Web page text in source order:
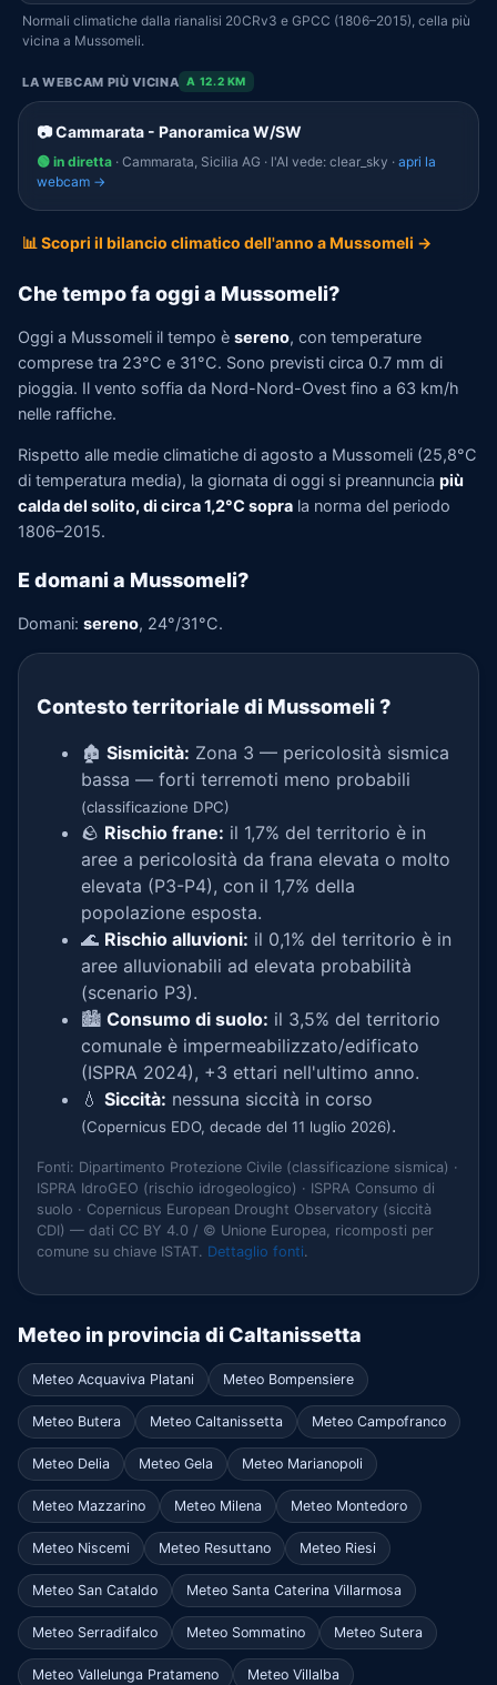
Normali climatiche dalla rianalisi 20CRv3 e GPCC (1806–2015), cella più
vicina a Mussomeli.
LA WEBCAM PIÙ VICINA A 12.2 KM
📷 Cammarata - Panoramica W/SW
🟢 in diretta · Cammarata, Sicilia AG · l'AI vede: clear_sky · apri la
webcam →
📊 Scopri il bilancio climatico dell'anno a Mussomeli →
Che tempo fa oggi a Mussomeli?
Oggi a Mussomeli il tempo è sereno, con temperature
comprese tra 23°C e 31°C. Sono previsti circa 0.7 mm di
pioggia. Il vento soffia da Nord-Nord-Ovest fino a 63 km/h
nelle raffiche.
Rispetto alle medie climatiche di agosto a Mussomeli (25,8°C
di temperatura media), la giornata di oggi si preannuncia più
calda del solito, di circa 1,2°C sopra la norma del periodo
1806–2015.
E domani a Mussomeli?
Domani: sereno, 24°/31°C.
Contesto territoriale di Mussomeli ?
🏚️ Sismicità: Zona 3 — pericolosità sismica
bassa — forti terremoti meno probabili
(classificazione DPC)
🪨 Rischio frane: il 1,7% del territorio è in
aree a pericolosità da frana elevata o molto
elevata (P3-P4), con il 1,7% della
popolazione esposta.
🌊 Rischio alluvioni: il 0,1% del territorio è in
aree alluvionabili ad elevata probabilità
(scenario P3).
🏙️ Consumo di suolo: il 3,5% del territorio
comunale è impermeabilizzato/edificato
(ISPRA 2024), +3 ettari nell'ultimo anno.
💧 Siccità: nessuna siccità in corso
(Copernicus EDO, decade del 11 luglio 2026).
Fonti: Dipartimento Protezione Civile (classificazione sismica) ·
ISPRA IdroGEO (rischio idrogeologico) · ISPRA Consumo di
suolo · Copernicus European Drought Observatory (siccità
CDI) — dati CC BY 4.0 / © Unione Europea, ricomposti per
comune su chiave ISTAT. Dettaglio fonti.
Meteo in provincia di Caltanissetta
Meteo Acquaviva Platani Meteo Bompensiere
Meteo Butera Meteo Caltanissetta Meteo Campofranco
Meteo Delia Meteo Gela Meteo Marianopoli
Meteo Mazzarino Meteo Milena Meteo Montedoro
Meteo Niscemi Meteo Resuttano Meteo Riesi
Meteo San Cataldo Meteo Santa Caterina Villarmosa
Meteo Serradifalco Meteo Sommatino Meteo Sutera
Meteo Vallelunga Pratameno Meteo Villalba